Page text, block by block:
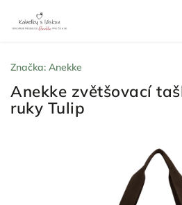
Anekke zvětšovací
ruky Tulip
Značka: Anekke